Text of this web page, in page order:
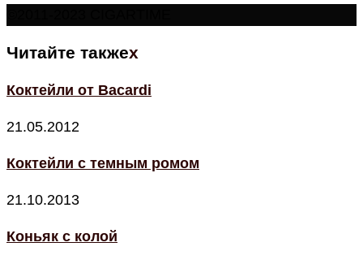
Читайте такжеx
Коктейли от Bacardi
21.05.2012
Коктейли с темным ромом
21.10.2013
Коньяк с колой